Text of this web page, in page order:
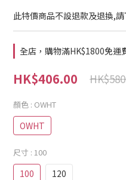
此特價商品不設退款及退換,
全店，購物滿HK$1800免運
HK$406.00
顏色 : OWHT
OWHT
尺寸 : 100
100 120